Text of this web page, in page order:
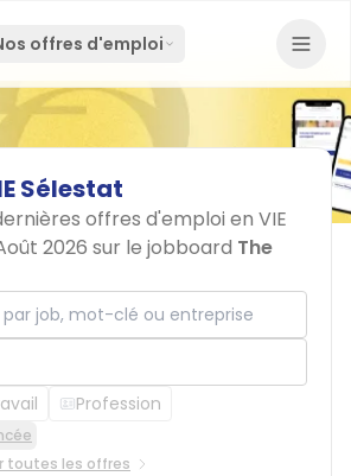
offres d'emploi
Sélestat
offres d'emploi en VIE
2026 sur le jobboard The
mot-clé ou entreprise
Profession
toutes les offres